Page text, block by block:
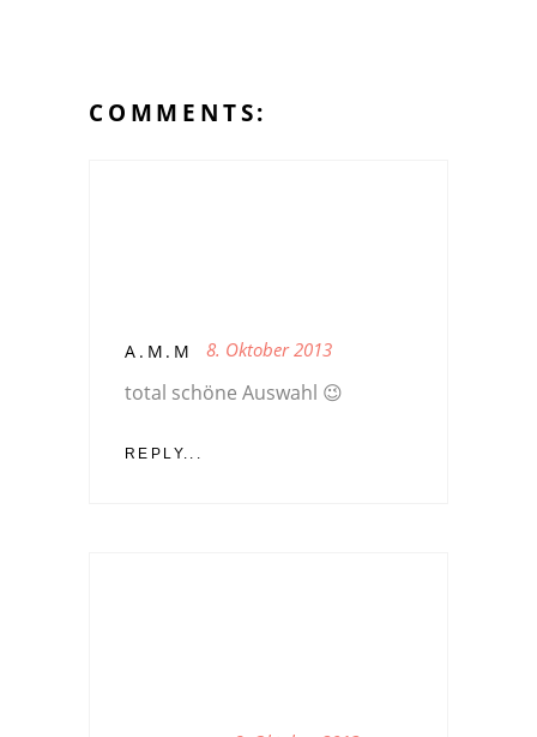
COMMENTS:
A.M.M 8. Oktober 2013
total schöne Auswahl 😉
REPLY...